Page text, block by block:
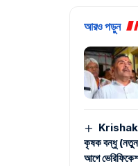
আরও পড়ুন
কৃষক বন্ধু
আগে